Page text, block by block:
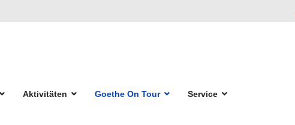
Aktivitäten Goethe On Tour Service